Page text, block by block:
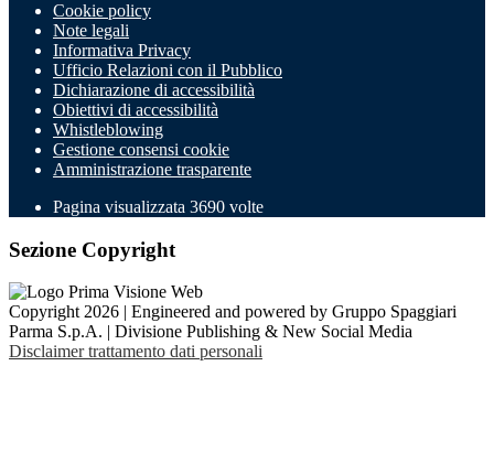
Cookie policy
Note legali
Informativa Privacy
Ufficio Relazioni con il Pubblico
Dichiarazione di accessibilità
Obiettivi di accessibilità
Whistleblowing
Gestione consensi cookie
Amministrazione trasparente
Pagina visualizzata 3690 volte
Sezione Copyright
Copyright 2026 | Engineered and powered by Gruppo Spaggiari
Parma S.p.A. | Divisione Publishing & New Social Media
Disclaimer trattamento dati personali